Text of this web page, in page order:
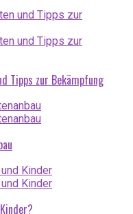
Tipps zur Bekämpfung